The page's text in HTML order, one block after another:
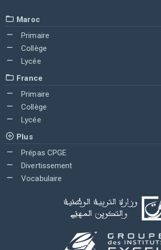
Maroc
Primaire
Collège
Lycée
France
Primaire
Collège
Lycée
Plus
Prépas CPGE
Divertissement
Vocabulaire